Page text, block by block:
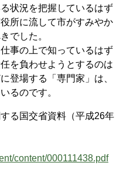
状況を把握しているはず
所に流して市がすみやか
でした。
事の上で知っているはず
を負わせようとするのは
登場する「専門家」は、
るのです。
る国交省資料（平成26年
content/000111438.pdf